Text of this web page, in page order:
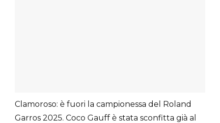
Clamoroso: è fuori la campionessa del Roland
Garros 2025. Coco Gauff è stata sconfitta già al